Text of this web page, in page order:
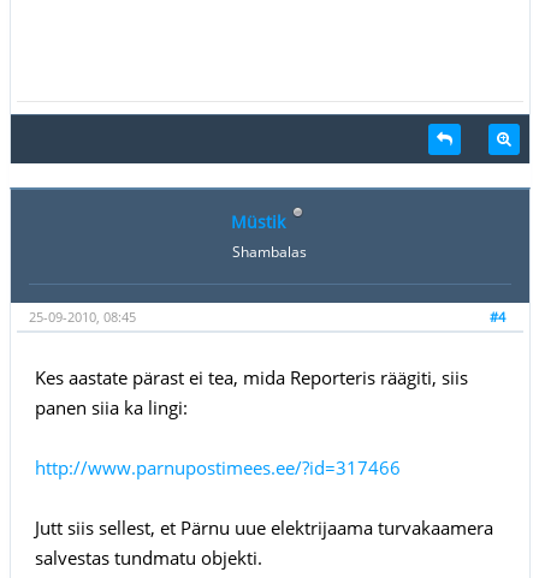
Müstik
Shambalas
#4
25-09-2010, 08:45
Kes aastate pärast ei tea, mida Reporteris räägiti, siis
panen siia ka lingi:
http://www.parnupostimees.ee/?id=317466
Jutt siis sellest, et Pärnu uue elektrijaama turvakaamera
salvestas tundmatu objekti.